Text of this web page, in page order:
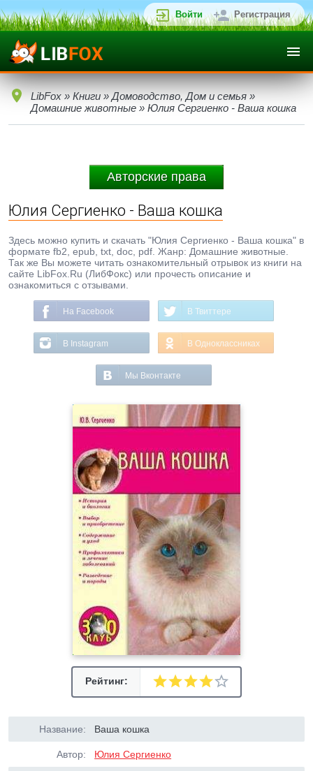
Войти Регистрация
LibFox » Книги » Домоводство, Дом и семья »
Домашние животные » Юлия Сергиенко - Ваша кошка
Авторские права
Юлия Сергиенко - Ваша кошка
Здесь можно купить и скачать "Юлия Сергиенко - Ваша кошка" в
формате fb2, epub, txt, doc, pdf. Жанр: Домашние животные.
Так же Вы можете читать ознакомительный отрывок из книги на
сайте LibFox.Ru (ЛибФокс) или прочесть описание и
ознакомиться с отзывами.
На Facebook В Твиттере
В Instagram В Одноклассниках
Мы Вконтакте
Рейтинг:
Название: Ваша кошка
Автор: Юлия Сергиенко